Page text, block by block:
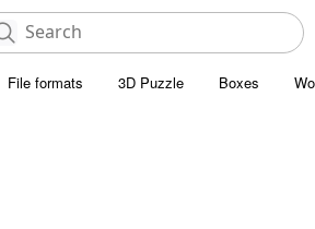
File formats 3D Puzzle Boxes